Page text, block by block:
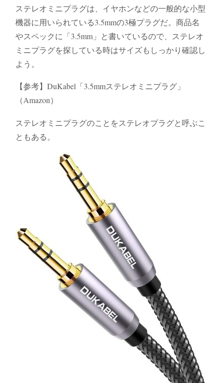
ステレオミニプラグは、イヤホンなどの一般的な小型
機器に用いられている3.5mmの3極プラグだ。商品名
やスペックに「3.5mm」と書いているので、ステレオ
ミニプラグを探している時はサイズもしっかり確認し
よう。
【参考】DuKabel「3.5mmステレオミニプラグ」
（Amazon）
ステレオミニプラグのことをステレオプラグと呼ぶこ
ともある。